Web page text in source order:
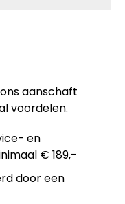
aanschaft
voordelen.
en
€ 189,-
door een